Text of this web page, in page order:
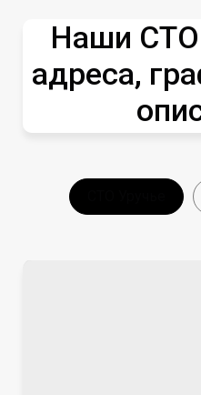
Наши СТО
адреса,